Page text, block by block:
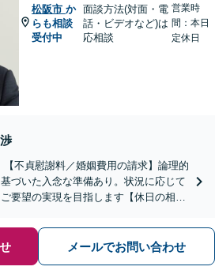
松阪市 か
らも相談
受付中
面談方法(対面・電
話・ビデオなど)は
応相談
営業時
間：本日
定休日
【不貞慰謝料／婚姻費用の請求】論理的
づいた入念な準備あり。状況に応じて
要望の実現を目指します【休日の相談
メールでお問い合わせ